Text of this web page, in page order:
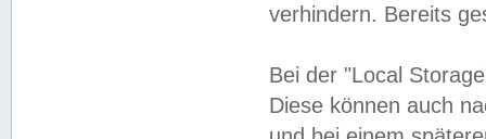
verhindern. Bereits
Bei der "Local
Diese können auch